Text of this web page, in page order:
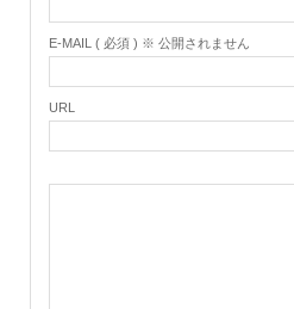
E-MAIL ( 必須 ) ※ 公開されません
URL